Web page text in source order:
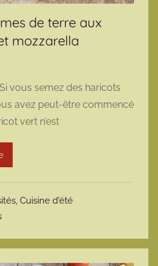
de terre aux
mozzarella
r
m
a
r
m
t
e
vous semez des haricots
avez peut-être commencé
vert n’est
, Cuisine d'été